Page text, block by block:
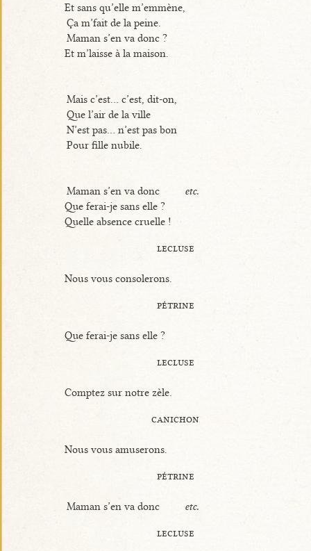
Et sans qu’elle m’emmène,
Ça m’fait de la peine.
Maman s’en va donc ?
Et m’laisse à la maison.
Mais c’est... c’est, dit-on,
Que l’air de la ville
N’est pas... n’est pas bon
Pour fille nubile.
Maman s’en va donc
etc.
Que ferai-je sans elle ?
Quelle absence cruelle !
lecluse
Nous vous consolerons.
pétrine
Que ferai-je sans elle ?
lecluse
Comptez sur notre zèle.
canichon
Nous vous amuserons.
pétrine
Maman s’en va donc etc.
lecluse